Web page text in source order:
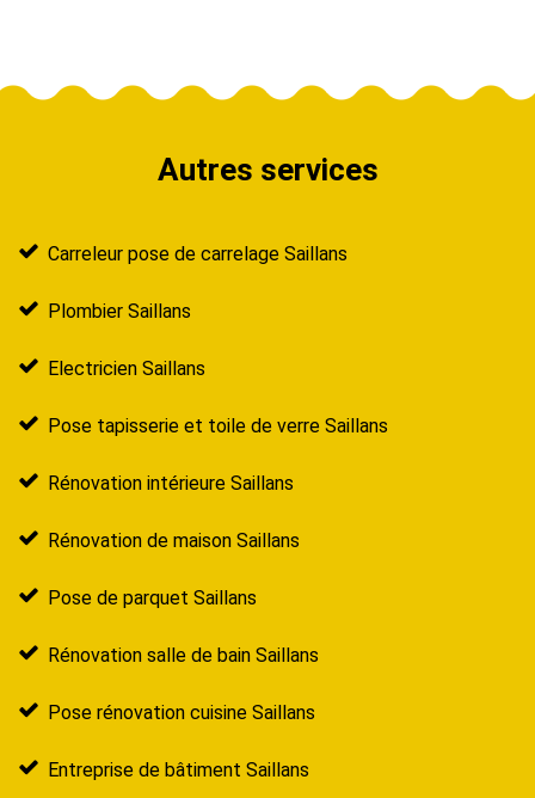
Autres services
Carreleur pose de carrelage Saillans
Plombier Saillans
Electricien Saillans
Pose tapisserie et toile de verre Saillans
Rénovation intérieure Saillans
Rénovation de maison Saillans
Pose de parquet Saillans
Rénovation salle de bain Saillans
Pose rénovation cuisine Saillans
Entreprise de bâtiment Saillans